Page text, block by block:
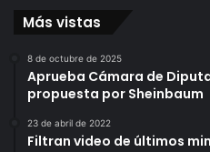
Más vistas
8 de octubre de 2025
Aprueba Cámara de
propuesta por Sheinbaum
23 de abril de 2022
Filtran video de últimos